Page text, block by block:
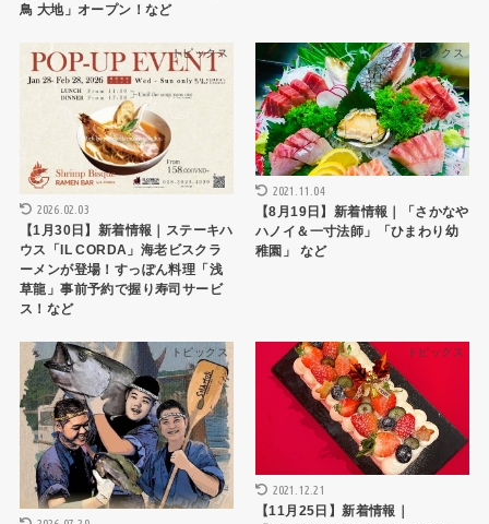
鳥 大地」オープン！など
トピックス
2026.02.03
【1月30日】新着情報｜ステーキハ
ウス「IL CORDA」海老ビスクラ
ーメンが登場！すっぽん料理「浅
草龍」事前予約で握り寿司サービ
ス！など
トピックス
2021.11.04
【8月19日】新着情報｜「さかなや
ハノイ＆一寸法師」「ひまわり幼
稚園」 など
トピックス トピックス
2021.12.21
【11月25日】新着情報｜